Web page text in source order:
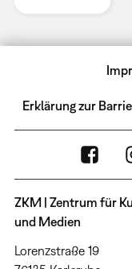
Erklärung zur
ZKM | Zentrum für
und Medien
Lorenzstraße 19